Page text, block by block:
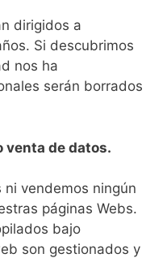
dirigidos a
Si descubrimos
nos ha
serán borrados
venta de datos.
vendemos ningún
páginas Webs.
bajo
son gestionados y